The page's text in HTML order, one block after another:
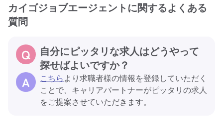
カイゴジョブエージェントに関するよくある
質問
自分にピッタリな求人はどうやって
探せばよいですか？
こちらより求職者様の情報を登録していただく
ことで、キャリアパートナーがピッタリの求人
をご提案させていただきます。